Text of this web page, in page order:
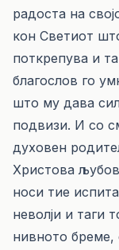
радоста на
кон Светиот
поткрепува и
благослов го
што му дава
подвизи. И со
духовен
Христова
носи тие
неволји и таги
нивното бреме,